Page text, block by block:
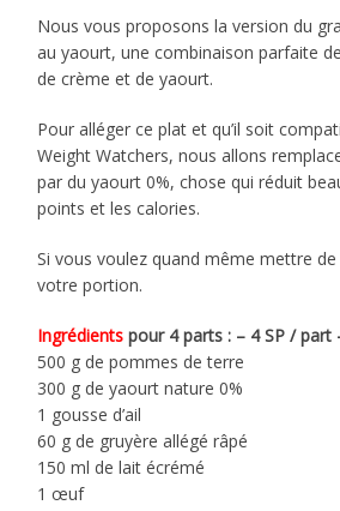
Nous vous proposons la version du
au yaourt, une combinaison parfaite
de crème et de yaourt.
Pour alléger ce plat et qu’il soit
Weight Watchers, nous allons
par du yaourt 0%, chose qui réduit
points et les calories.
Si vous voulez quand même mettre
votre portion.
Ingrédients pour 4 parts : – 4 SP / part
500 g de pommes de terre
300 g de yaourt nature 0%
1 gousse d’ail
60 g de gruyère allégé râpé
150 ml de lait écrémé
1 œuf